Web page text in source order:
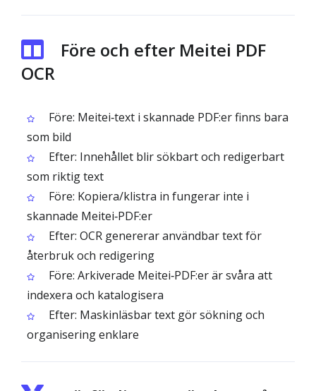
Före och efter Meitei PDF
OCR
Före: Meitei‑text i skannade PDF:er finns bara
som bild
Efter: Innehållet blir sökbart och redigerbart
som riktig text
Före: Kopiera/klistra in fungerar inte i
skannade Meitei‑PDF:er
Efter: OCR genererar användbar text för
återbruk och redigering
Före: Arkiverade Meitei‑PDF:er är svåra att
indexera och katalogisera
Efter: Maskinläsbar text gör sökning och
organisering enklare